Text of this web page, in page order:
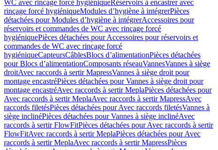
WC avec rinçage forcé hygiéniqueRéservoirs à encastrer avec
rinçage forcé hygiéniqueModules d’hygiène à intégrerPièces
détachées pour Modules d’hygiène à intégrerAccessoires pour
réservoirs et commandes de WC avec rinçage forcé
hygiéniquePièces détachées pour Accessoires pour réservoirs et
commandes de WC avec rinçage forcé
hygiéniqueCapteursCâblesBlocs d’alimentationPièces détachées
pour Blocs d’alimentationComposants réseauVannesVannes à siège
droitAvec raccords à sertir MapressVannes à siège droit pour
montage encastréPièces détachées pour Vannes à siège droit pour
montage encastréAvec raccords à sertir MeplaPièces détachées pour
Avec raccords à sertir MeplaAvec raccords à sertir MapressAvec
raccords filetésPièces détachées pour Avec raccords filetésVannes à
siège inclinéPièces détachées pour Vannes à siège inclinéAvec
raccords à sertir FlowFitPièces détachées pour Avec raccords à sertir
FlowFitAvec raccords à sertir MeplaPièces détachées pour Avec
raccords à sertir MeplaAvec raccords à sertir MapressPièces